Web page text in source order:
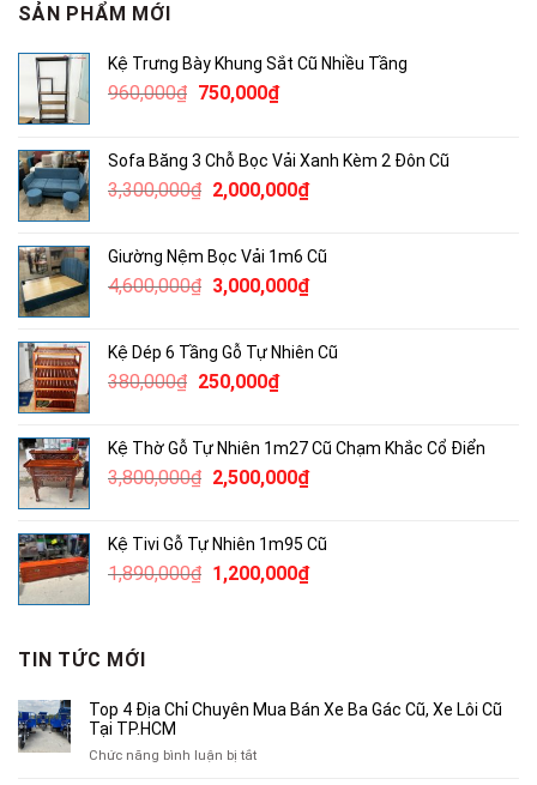
SẢN PHẨM MỚI
Kệ Trưng Bày Khung Sắt Cũ Nhiều Tầng
960,000₫ Giá
960,000₫.
750,000₫Giá
là:
750,000₫.
Sofa Băng 3 Chỗ Bọc Vải Xanh Kèm 2 Đôn Cũ
3,300,000₫ Giá
3,300,000₫.
2,000,000₫Giá
là:
2,000,000₫.
Giường Nệm Bọc Vải 1m6 Cũ
4,600,000₫ Giá
4,600,000₫.
3,000,000₫Giá
là:
Kệ Dép 6 Tầng Gỗ Tự Nhiên Cũ
380,000₫ Giá
380,000₫.
250,000₫Giá
là:
250,000₫.
Kệ Thờ Gỗ Tự Nhiên 1m27 Cũ Chạm Khắc Cổ Điển
3,800,000₫ Giá
3,800,000₫.
2,500,000₫Giá
là:
2,500,000₫.
Kệ Tivi Gỗ Tự Nhiên 1m95 Cũ
1,890,000₫ Giá
1,200,000₫Giá
TIN TỨC MỚI
Top 4 Địa Chỉ Chuyên Mua Bán Xe Ba Gác Cũ, Xe Lôi Cũ
Tại TP.HCM
Chức năng bình luận bị tắtở